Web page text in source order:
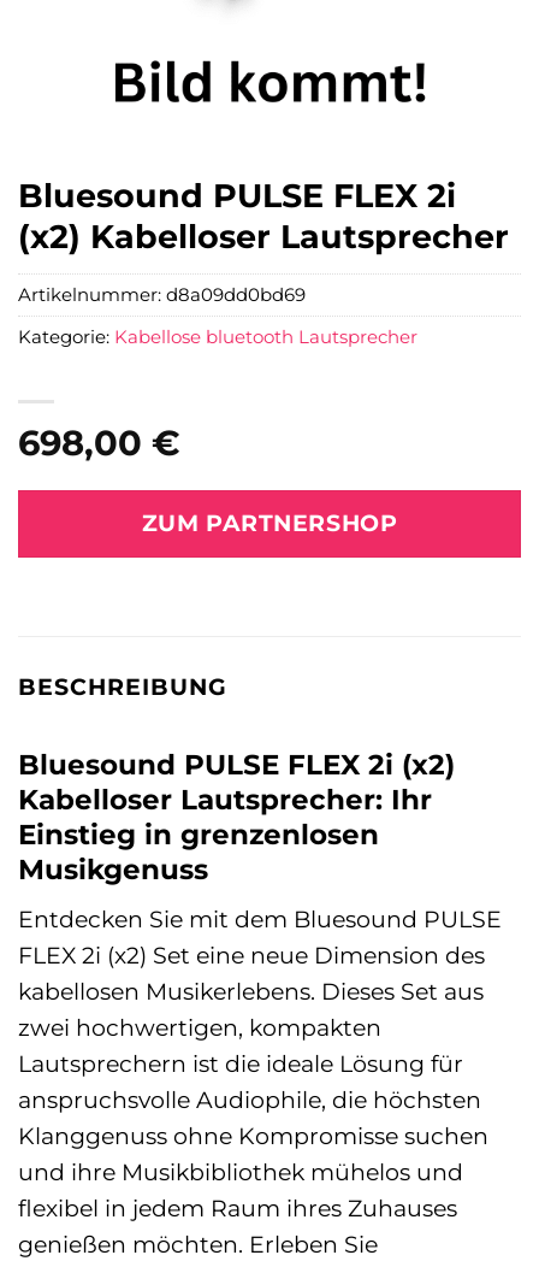
Bluesound PULSE FLEX 2i
(x2) Kabelloser Lautsprecher
698,00 €
ZUM PARTNERSHOP
Artikelnummer: d8a09dd0bd69
Kategorie: Kabellose bluetooth Lautsprecher
BESCHREIBUNG
Bluesound PULSE FLEX 2i (x2)
Kabelloser Lautsprecher: Ihr
Einstieg in grenzenlosen
Musikgenuss
Entdecken Sie mit dem Bluesound PULSE
FLEX 2i (x2) Set eine neue Dimension des
kabellosen Musikerlebens. Dieses Set aus
zwei hochwertigen, kompakten
Lautsprechern ist die ideale Lösung für
anspruchsvolle Audiophile, die höchsten
Klanggenuss ohne Kompromisse suchen
und ihre Musikbibliothek mühelos und
flexibel in jedem Raum ihres Zuhauses
genießen möchten. Erleben Sie